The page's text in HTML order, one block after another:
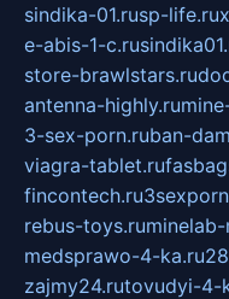
sindika-01.rusp-life.ru
e-abis-1-c.ru
store-brawlstars.ru
antenna-highly.ru
3-sex-porn.ruban-
viagra-tablet.ru
fincontech.ru
rebus-toys.ru
medsprawo-4-ka.ru
zajmy24.rutovudyi-4-